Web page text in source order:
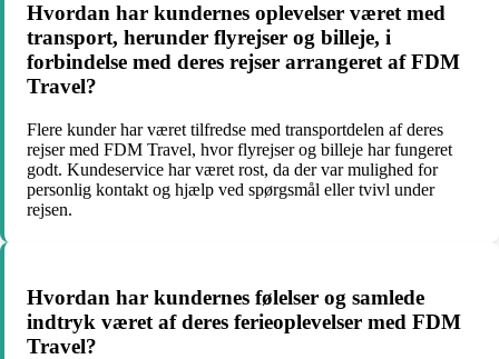
Hvordan har kundernes oplevelser været med
transport, herunder flyrejser og billeje, i
forbindelse med deres rejser arrangeret af FDM
Travel?
Flere kunder har været tilfredse med transportdelen af deres
rejser med FDM Travel, hvor flyrejser og billeje har fungeret
godt. Kundeservice har været rost, da der var mulighed for
personlig kontakt og hjælp ved spørgsmål eller tvivl under
rejsen.
Hvordan har kundernes følelser og samlede
indtryk været af deres ferieoplevelser med FDM
Travel?